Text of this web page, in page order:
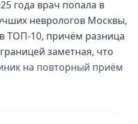
года врач попала в
неврологов Москвы,
ТОП-10, причём разница
заметная, что
на повторный приём